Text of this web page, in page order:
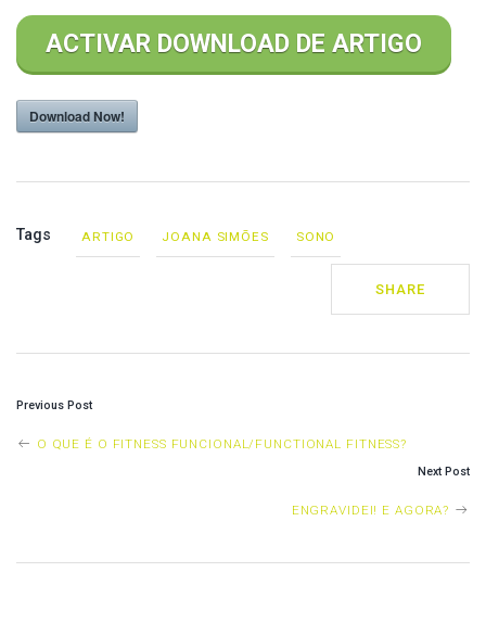
Download Now!
Tags ARTIGO JOANA SIMÕES SONO
SHARE
P
O
A
Previous Post
O QUE É O FITNESS FUNCIONAL/FUNCTIONAL FITNESS?
Next Post
ENGRAVIDEI! E AGORA?